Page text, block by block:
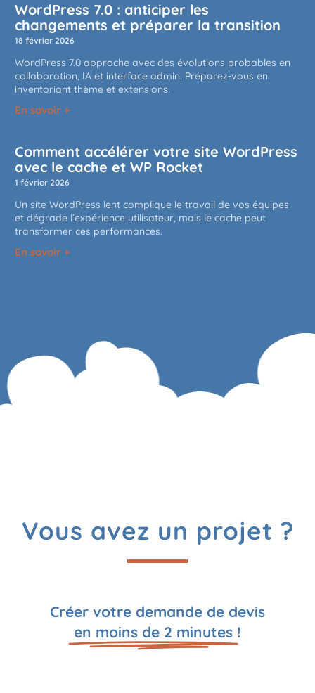
WordPress 7.0 : anticiper les
changements et préparer la transition
18 février 2026
WordPress 7.0 approche avec des évolutions probables en
collaboration, IA et interface admin. Préparez-vous en
inventoriant thème et extensions.
En savoir +
Comment accélérer votre site WordPress
avec le cache et WP Rocket
1 février 2026
Un site WordPress lent complique le travail de vos équipes
et dégrade l’expérience utilisateur, mais le cache peut
transformer ces performances.
En savoir +
Vous avez un projet ?
Créer votre demande de devis
en moins de 2 minutes !